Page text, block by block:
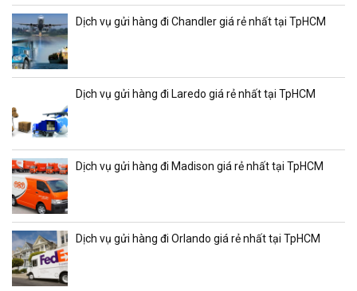
Dịch vụ gửi hàng đi Chandler giá rẻ nhất tại TpHCM
Dịch vụ gửi hàng đi Laredo giá rẻ nhất tại TpHCM
Dịch vụ gửi hàng đi Madison giá rẻ nhất tại TpHCM
Dịch vụ gửi hàng đi Orlando giá rẻ nhất tại TpHCM